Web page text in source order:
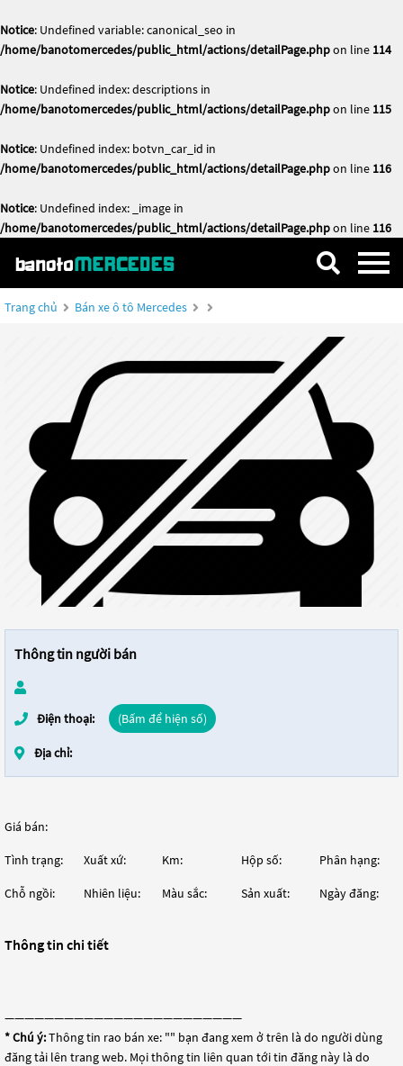
Notice: Undefined variable: canonical_seo in
/home/banotomercedes/public_html/actions/detailPage.phpon line 114
Notice: Undefined index: descriptions in
/home/banotomercedes/public_html/actions/detailPage.phpon line 115
Notice: Undefined index: botvn_car_id in
/home/banotomercedes/public_html/actions/detailPage.phpon line 116
Notice: Undefined index: _image in
/home/banotomercedes/public_html/actions/detailPage.phpon line 116
Trang chủ Bán xe ô tô Mercedes
Thông tin người bán
Điện thoại: (Bấm để hiện số)
Địa chỉ:
Giá bán:
Tình trạng: Xuất xứ: Km: Hộp số: Phân hạng:
Chỗ ngồi: Nhiên liệu: Màu sắc: Sản xuất: Ngày đăng:
Thông tin chi tiết
————————————————————————
* Chú ý:Thông tin rao bán xe: "" bạn đang xem ở trên là do người dùng
đăng tải lên trang web. Mọi thông tin liên quan tới tin đăng này là do